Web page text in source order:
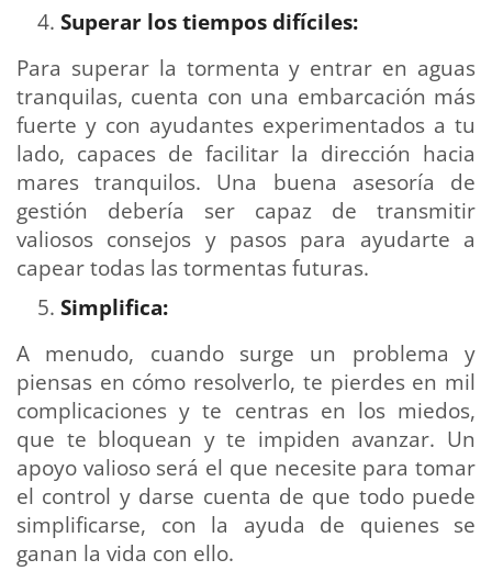
Superar los tiempos difíciles:
Para superar la tormenta y entrar en aguas
tranquilas, cuenta con una embarcación más
fuerte y con ayudantes experimentados a tu
lado, capaces de facilitar la dirección hacia
mares tranquilos. Una buena asesoría de
gestión debería ser capaz de transmitir
valiosos consejos y pasos para ayudarte a
capear todas las tormentas futuras.
Simplifica:
A menudo, cuando surge un problema y
piensas en cómo resolverlo, te pierdes en mil
complicaciones y te centras en los miedos,
que te bloquean y te impiden avanzar. Un
apoyo valioso será el que necesite para tomar
el control y darse cuenta de que todo puede
simplificarse, con la ayuda de quienes se
ganan la vida con ello.